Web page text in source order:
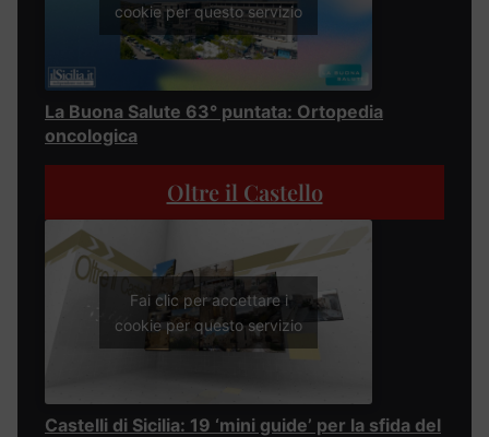
cookie per questo servizio
La Buona Salute 63° puntata: Ortopedia
oncologica
Oltre il Castello
Fai clic per accettare i
cookie per questo servizio
Castelli di Sicilia: 19 ‘mini guide’ per la sfida del